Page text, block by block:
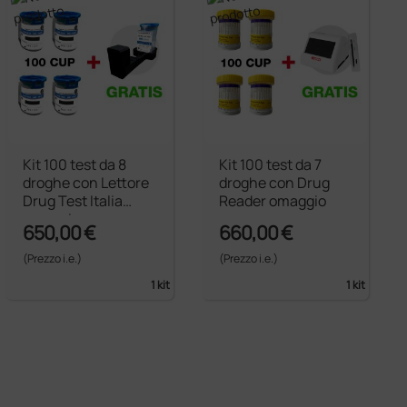
Kit 100 test da 8
droghe con Lettore
Drug Test Italia
omaggio
650,00 €
(Prezzo i.e.)
1 kit
Kit 100 test da 7
droghe con Drug
Reader omaggio
660,00 €
(Prezzo i.e.)
1 kit